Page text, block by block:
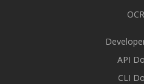
OCR
API
CLI